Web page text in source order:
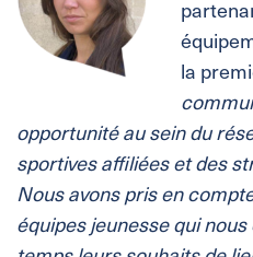
la
opportunité au sein du
sportives affiliées et des
Nous avons pris en
équipes jeunesse qui